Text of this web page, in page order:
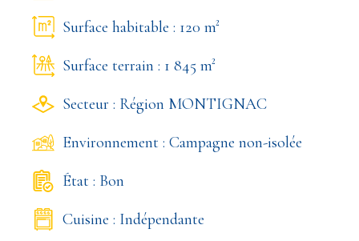
Surface habitable : 120 m²
Surface terrain : 1 845 m²
Secteur : Région MONTIGNAC
Environnement : Campagne non-isolée
État : Bon
Cuisine : Indépendante